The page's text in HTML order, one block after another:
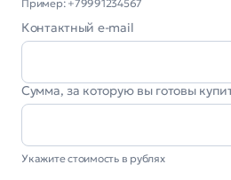
Пример: +79991234567
Контактный e-mail
Сумма, за которую вы готовы
Укажите стоимость в рублях